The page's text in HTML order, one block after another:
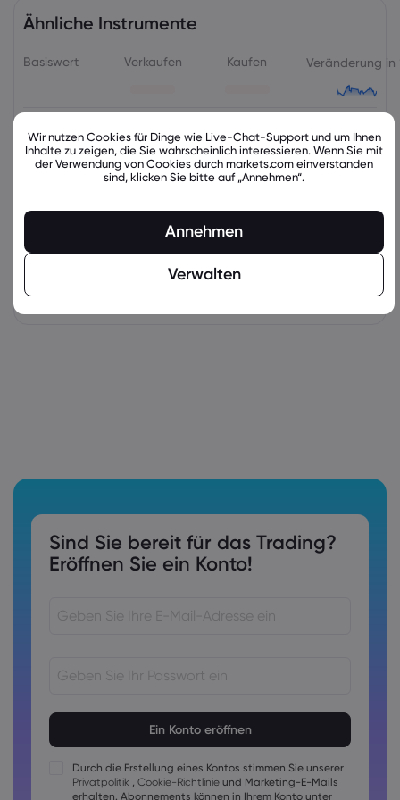
Ähnliche Instrumente
Basiswert Verkaufen Kaufen Veränderung in
latest_education_articles
Sind Sie bereit für das Trading?
Eröffnen Sie ein Konto!
Kennwörter müssen mindestens 1 Großbuchstaben
enthalten
Kennwörter müssen mindestens 1 Kleinbuchstaben enthalten
Durch die Erstellung eines Kontos stimmen Sie unserer
Privatpolitik , Cookie-Richtlinie und Marketing-E-Mails
erhalten. Abonnements können in Ihrem Konto unter
Wir nutzen Cookies für Dinge wie Live-Chat-Support und um Ihnen
Inhalte zu zeigen, die Sie wahrscheinlich interessieren. Wenn Sie mit
der Verwendung von Cookies durch markets.com einverstanden
sind, klicken Sie bitte auf „Annehmen“.
Annehmen
Verwalten